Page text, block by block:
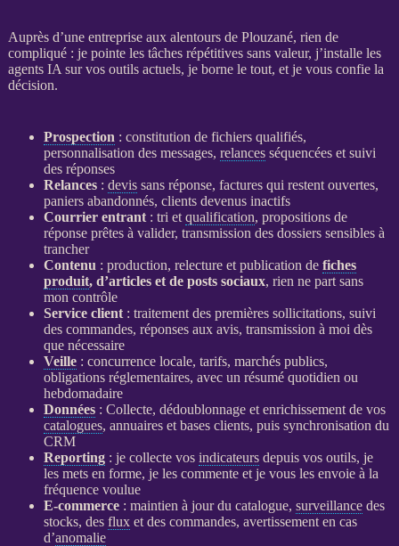
Auprès d’une entreprise aux alentours de Plouzané, rien de
compliqué : je pointe les tâches répétitives sans valeur, j’installe les
agents IA sur vos outils actuels, je borne le tout, et je vous confie la
décision.
Prospection : constitution de fichiers qualifiés,
personnalisation des messages, relancesséquencées et suivi
des réponses
Relances: devissans réponse, factures qui restent ouvertes,
paniers abandonnés, clients devenus inactifs
Courrier entrant: tri et qualification, propositions de
réponse prêtes à valider, transmission des dossiers sensibles à
trancher
Contenu : production, relecture et publication de fiches
produit, d’articles et de posts sociaux, rien ne part sans
mon contrôle
Service client: traitement des premières sollicitations, suivi
des commandes, réponses aux avis, transmission à moi dès
que nécessaire
Veille: concurrence locale, tarifs, marchés publics,
obligations réglementaires, avec un résumé quotidien ou
hebdomadaire
Données: Collecte, dédoublonnage et enrichissement de vos
catalogues, annuaires et bases clients, puis synchronisation du
CRM
Reporting: je collecte vos indicateursdepuis vos outils, je
les mets en forme, je les commente et je vous les envoie à la
fréquence voulue
E-commerce: maintien à jour du catalogue, surveillancedes
stocks, des fluxet des commandes, avertissement en cas
d’anomalie